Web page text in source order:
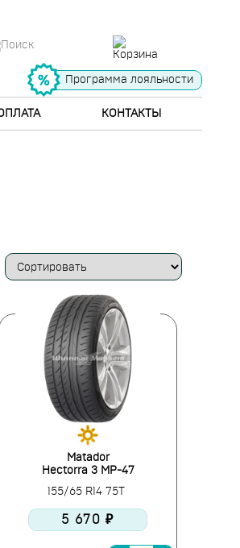
Программа лояльности
КОНТАКТЫ
Matador
Hectorra 3 MP-47
155/65 R14 75T
5 670 ₽